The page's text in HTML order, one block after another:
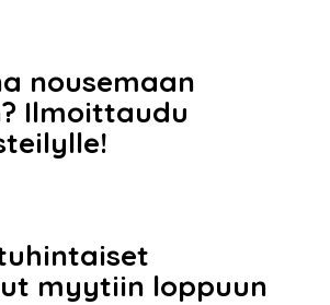
nousemaan
Ilmoittaudu
myytiin loppuun